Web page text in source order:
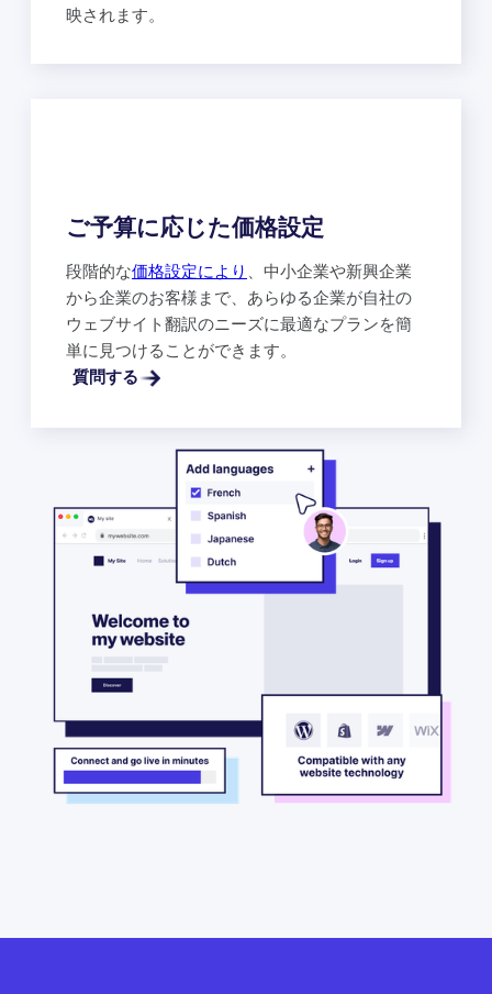
映されます。
ご予算に応じた価格設定
段階的な価格設定により
、中小企業や新興企業
から企業のお客様まで、あらゆる企業が自社の
ウェブサイト翻訳のニーズに最適なプランを簡
単に見つけることができます。
質問する